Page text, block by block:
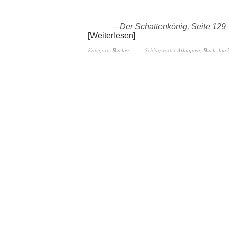
Der Schattenkönig, Seite 129
Weiterlesen
Kategorie Bücher SchlagwörterÄthiopien, Buch,